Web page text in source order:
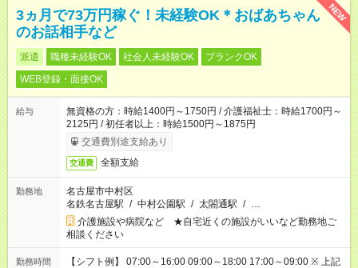
NEW
3ヵ月で73万円稼ぐ！未経験OK＊おばあちゃん
のお話相手など
派遣 職種未経験OK 社会人未経験OK
ブランクOK
WEB登録・面接OK
給与
無資格の方：時給1400円～1750円 / 介護福祉士：時給1700円～
2125円 / 初任者以上：時給1500円～1875円
交通費別途支給あり
交通費 全額支給
勤務地
名古屋市中村区
名鉄名古屋駅 / 中村公園駅 / 太閤通駅 / …
介護施設や病院など ★自宅近くの施設がいいなど勤務地ご
相談ください
勤務時間
【シフト例】 07:00～16:00 09:00～18:00 17:00～09:00 ※ 上記